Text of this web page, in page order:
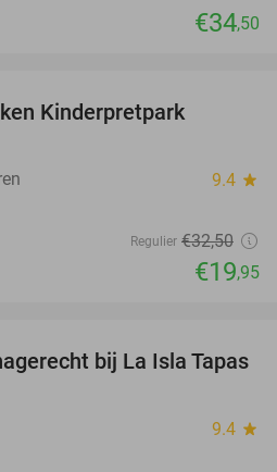
€34,50
Kinderpretpark
9.4 star
Regulier €32,50
€19,95
26%
bij La Isla Tapas
9.4 star